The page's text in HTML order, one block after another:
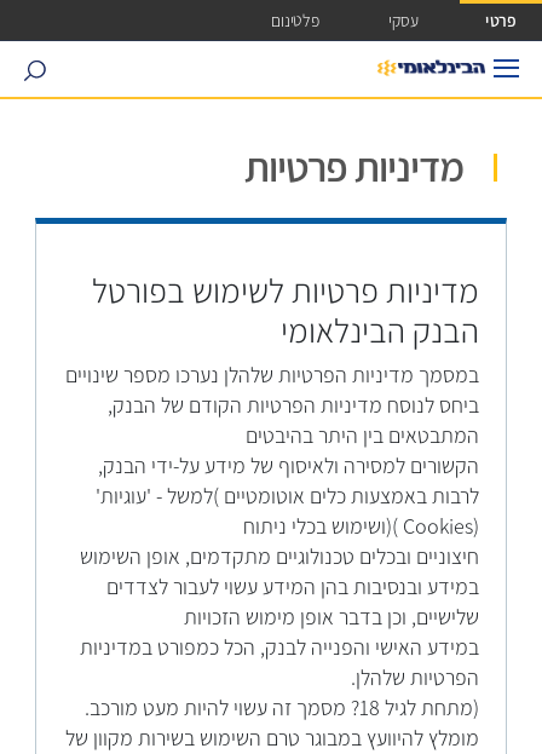
גישה ישירה לכפתור כניסה לחשבונך
פרטי עסקי פלטינום
search
מדיניות פרטיות
מדיניות פרטיות לשימוש בפורטל
הבנק הבינלאומי
במסמך מדיניות הפרטיות שלהלן נערכו מספר שינויים
ביחס לנוסח מדיניות הפרטיות הקודם של הבנק,
המתבטאים בין היתר בהיבטים
הקשורים למסירה ולאיסוף של מידע על-ידי הבנק,
לרבות באמצעות כלים אוטומטיים )למשל - 'עוגיות'
(Cookies )(ושימוש בכלי ניתוח
חיצוניים ובכלים טכנולוגיים מתקדמים, אופן השימוש
במידע ובנסיבות בהן המידע עשוי לעבור לצדדים
שלישיים, וכן בדבר אופן מימוש הזכויות
במידע האישי והפנייה לבנק, הכל כמפורט במדיניות
הפרטיות שלהלן.
(מתחת לגיל 18? מסמך זה עשוי להיות מעט מורכב.
מומלץ להיוועץ במבוגר טרם השימוש בשירות מקוון של